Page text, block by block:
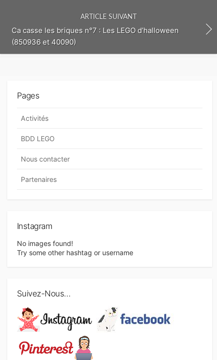
n
ARTICLE SUIVANT
Ca casse les briques n°7 : Les LEGO d’halloween
(850936 et 40090)
Pages
Activités
BDD LEGO
Nous contacter
Partenaires
Instagram
No images found!
Try some other hashtag or username
Suivez-Nous…